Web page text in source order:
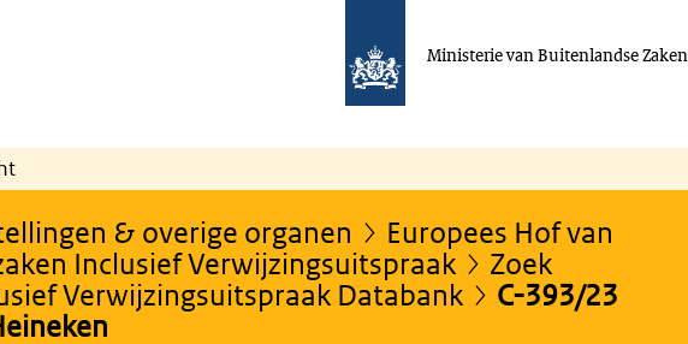
Ministerie van Buitenlandse Zaken
& overige organen
Europees Hof van
Inclusief Verwijzingsuitspraak
Zoek
Verwijzingsuitspraak Databank
C-393/23